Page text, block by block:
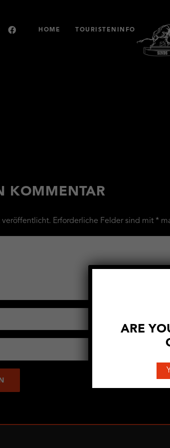
HOME TOURISTENINFO
KOMMENTAR
veröffentlicht. Erforderliche Felder sind mit *
ARE